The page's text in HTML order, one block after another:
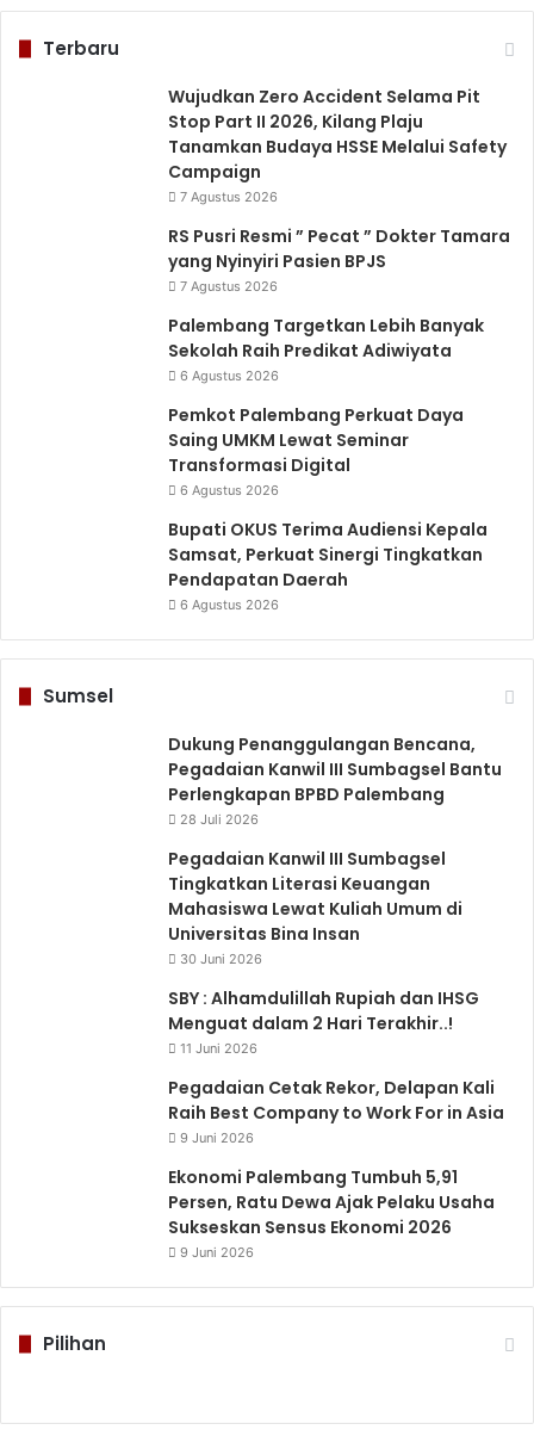
Terbaru
Wujudkan Zero Accident Selama Pit
Stop Part II 2026, Kilang Plaju
Tanamkan Budaya HSSE Melalui Safety
Campaign
7 Agustus 2026
RS Pusri Resmi ” Pecat ” Dokter Tamara
yang Nyinyiri Pasien BPJS
7 Agustus 2026
Palembang Targetkan Lebih Banyak
Sekolah Raih Predikat Adiwiyata
6 Agustus 2026
Pemkot Palembang Perkuat Daya
Saing UMKM Lewat Seminar
Transformasi Digital
6 Agustus 2026
Bupati OKUS Terima Audiensi Kepala
Samsat, Perkuat Sinergi Tingkatkan
Pendapatan Daerah
6 Agustus 2026
Sumsel
Dukung Penanggulangan Bencana,
Pegadaian Kanwil III Sumbagsel Bantu
Perlengkapan BPBD Palembang
28 Juli 2026
Pegadaian Kanwil III Sumbagsel
Tingkatkan Literasi Keuangan
Mahasiswa Lewat Kuliah Umum di
Universitas Bina Insan
30 Juni 2026
SBY : Alhamdulillah Rupiah dan IHSG
Menguat dalam 2 Hari Terakhir..!
11 Juni 2026
Pegadaian Cetak Rekor, Delapan Kali
Raih Best Company to Work For in Asia
9 Juni 2026
Ekonomi Palembang Tumbuh 5,91
Persen, Ratu Dewa Ajak Pelaku Usaha
Sukseskan Sensus Ekonomi 2026
9 Juni 2026
Pilihan